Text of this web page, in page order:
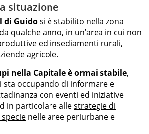
situazione
di Guidosi è stabilito nella zona
qualche anno, in un’area in cui non
ed insediamenti rurali,
agricole.
nella Capitale è ormai stabile,
sta occupando di informare e
con eventi ed iniziative
in particolare allestrategie di
nelle aree periurbane e